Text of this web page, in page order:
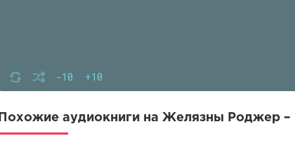
-10 +10
Похожие аудиокниги на Желязны Роджер